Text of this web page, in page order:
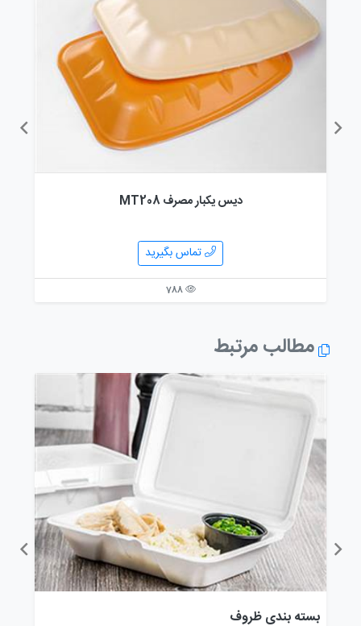
دیس یکبار مصرف MT208
تماس بگیرید
788
مطالب مرتبط
بسته بندی ظروف